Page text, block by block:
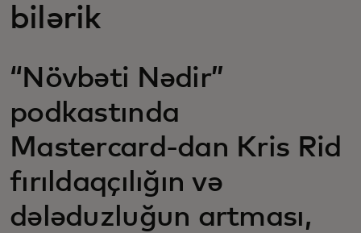
bilərik
“Növbəti Nədir”
podkastında
Mastercard-dan Kris Rid
fırıldaqçılığın və
dələduzluğun artması,